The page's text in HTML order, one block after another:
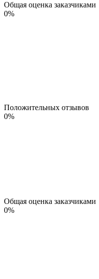
Общая оценка заказчиками
0%
Положительных отзывов
0%
Общая оценка заказчиками
0%